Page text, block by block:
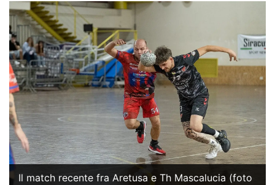
Il match recente fra Aretusa e Th Mascalucia (foto